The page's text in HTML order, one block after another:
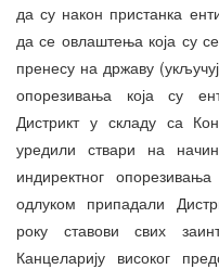
да су након пристанка
да се овлаштења која су
пренесу на државу
опорезивања која су
Дистрикт у складу са
уредили ствари на
индиректног
одлуком припадали
року ставови свих
Канцеларију високог